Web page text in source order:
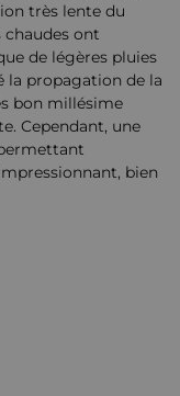
très lente du
ont
de légères pluies
la propagation de la
bon millésime
Cependant, une
bien